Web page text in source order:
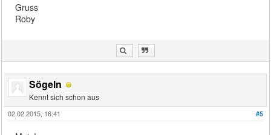
Gruss
Roby
Sögeln
Kennt sich schon aus
#5
02.02.2015, 16:41